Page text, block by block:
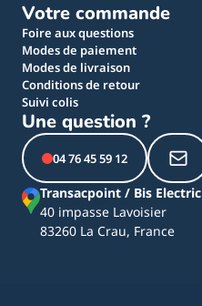
Votre commande
Foire aux questions
Modes de paiement
Modes de livraison
Conditions de retour
Suivi colis
Une question ?
04 76 45 59 12
Transacpoint / Bis Electric
40 impasse Lavoisier
83260 La Crau, France